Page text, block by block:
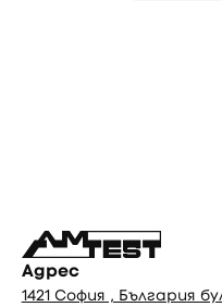
Адрес
1421 София , България